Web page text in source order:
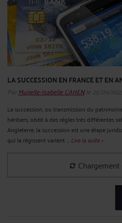
LA SUCCESSION EN FRANCE ET EN
Par Murielle-Isabelle CAHENle 25/09/2025
La succession, ou transmission du
héritiers, obéit à des règles très différentes
Angleterre, la succession est une étape
qui la régissent varient ... Lire la suite >